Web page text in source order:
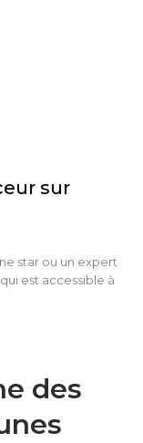
sur
star ou un expert
est accessible à
des